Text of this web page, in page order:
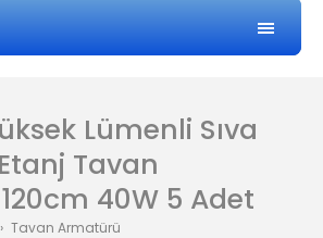
Lümenli Sıva
Tavan
40W 5 Adet
Tavan Armatürü